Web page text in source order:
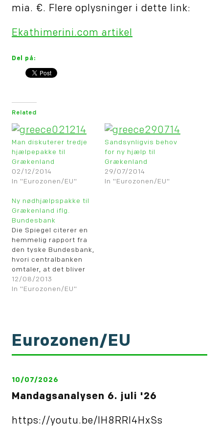
mia. €. Flere oplysninger i dette link:
Ekathimerini.com artikel
Del på:
Related
Man diskuterer tredje
hjælpepakke til
Grækenland
02/12/2014
In "Eurozonen/EU"
Sandsynligvis behov
for ny hjælp til
Grækenland
29/07/2014
In "Eurozonen/EU"
Ny nødhjælpspakke til
Grækenland iflg.
Bundesbank
Die Spiegel citerer en
hemmelig rapport fra
den tyske Bundesbank,
hvori centralbanken
omtaler, at det bliver
nødvendigt med en ny
græsk hjælpepakke
12/08/2013
In "Eurozonen/EU"
Eurozonen/EU
10/07/2026
Mandagsanalysen 6. juli '26
https://youtu.be/IH8RRl4HxSs